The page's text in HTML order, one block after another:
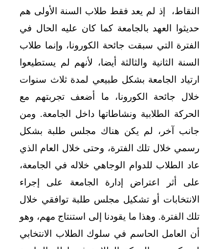
النقاط، إذ لم يعد فقط طلاب السنة الأولى هم
حديثوا العهد بالجامعة كما كان عليه الحال في
الفترة التي سبقت جائحة الكورونا، وإنما طلاب
السنة الثانية والثالثة أيضا، لأنهم لم يستطيعوا
ارتياد الجامعة بشكل طبيعي لمدة ثلاث سنوات
خلال جائحة الكورونا، ما أضعف تجربتهم مع
الحركة الطلابية ونشاطاتها داخل الجامعة. ومن
جانب آخر، لم يكن هناك مجلس طلبة بشكل
رسمي خلال تلك الفترة، وحتى خلال العام الذي
عاد الطلاب للدوام الوجاهي خلاله في الجامعة،
على أثر اعتراض إدارة الجامعة على إجراء
الانتخابات أو تشكيل مجلس طلبة توافقي خلال
تلك الفترة. وهذا ما يقودنا إلى استنتاج مهم، وهو
أن العامل الحاسم في سلوك الطلاب الانتخابي